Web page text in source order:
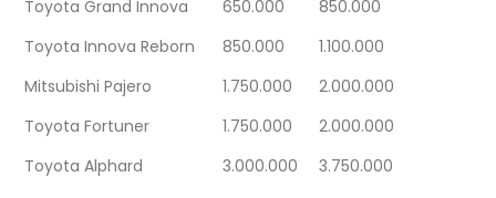
Toyota Grand Innova 650.000
850.000
Toyota Innova Reborn
850.000
1.100.000
Mitsubishi Pajero
1.750.000
2.000.000
Toyota Fortuner
1.750.000
2.000.000
Toyota Alphard
3.000.000 3.750.000